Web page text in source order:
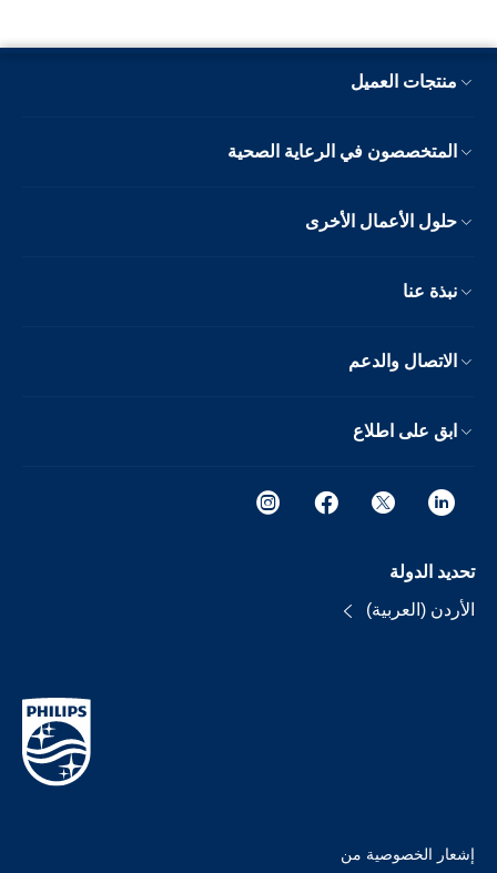
منتجات العميل
المتخصصون في الرعاية الصحية
حلول الأعمال الأخرى
نبذة عنا
الاتصال والدعم
ابق على اطلاع
تحديد الدولة
الأردن (العربية)
إشعار الخصوصية من